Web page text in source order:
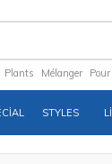
Plants Mélanger
STYLES